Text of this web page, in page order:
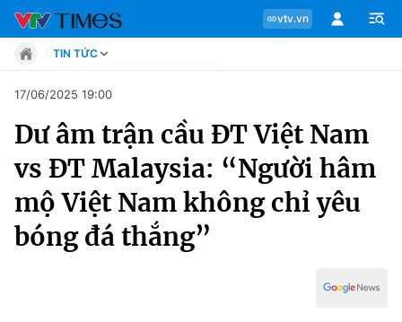
vtv.vn
Chuyên mục
Tin tức
Move
TIN TỨC
Move
Phong cách
Chân dung
Sự kiện
Bóng đá
Thể thao điện tử
Các môn khác
17/06/2025 19:00
Dư âm trận cầu ĐT Việt Nam
vs ĐT Malaysia: “Người hâm
mộ Việt Nam không chỉ yêu
bóng đá thắng”